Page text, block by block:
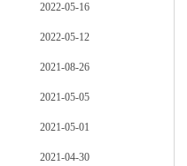
2022-05-16
2022-05-12
2021-08-26
2021-05-05
2021-05-01
2021-04-30